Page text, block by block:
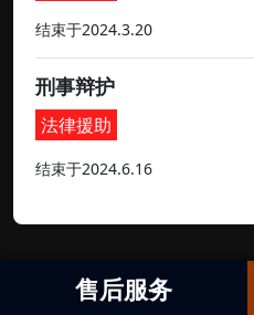
结束于2024.3.20
刑事辩护
法律援助
结束于2024.6.16
售后服务